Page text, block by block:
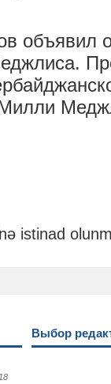
объявил
istinad
Выбор